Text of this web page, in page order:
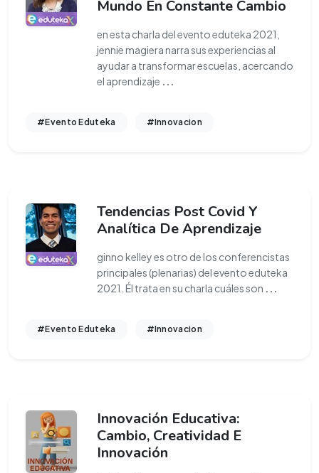
Mundo En Constante Cambio
en esta charla del evento eduteka 2021,
jennie magiera narra sus experiencias al
ayudar a transformar escuelas, acercando
el aprendizaje ...
#Evento Eduteka #Innovacion
Tendencias Post Covid Y
Analítica De Aprendizaje
ginno kelley es otro de los conferencistas
principales (plenarias) del evento eduteka
2021. Él trata en su charla cuáles son ...
#Evento Eduteka #Innovacion
Innovación Educativa:
Cambio, Creatividad E
Innovación